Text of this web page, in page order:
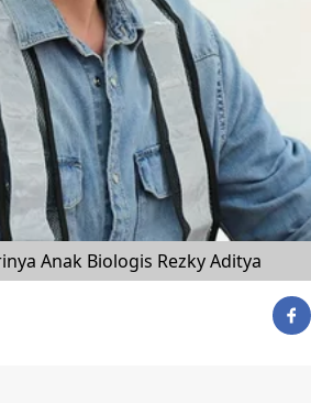
Anak Biologis Rezky Aditya